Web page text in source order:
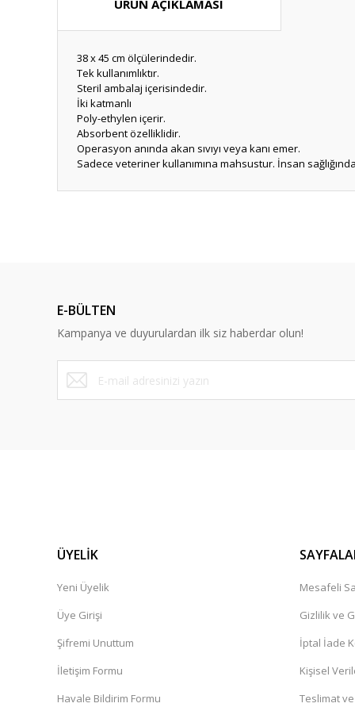
ÜRÜN AÇIKLAMASI
38 x 45 cm ölçülerindedir.
Tek kullanımlıktır.
Steril ambalaj içerisindedir.
İki katmanlı
Poly-ethylen içerir.
Absorbent özelliklidir.
Operasyon anında akan sıvıyı veya kanı emer.
Sadece veteriner kullanımına mahsustur. İnsan
E-BÜLTEN
Kampanya ve duyurulardan ilk siz haberdar olun!
ÜYELİK
Yeni Üyelik
Üye Girişi
Şifremi Unuttum
İletişim Formu
Havale Bildirim Formu
Mesafeli
Gizlilik ve
İptal İade
Kişisel
Teslimat